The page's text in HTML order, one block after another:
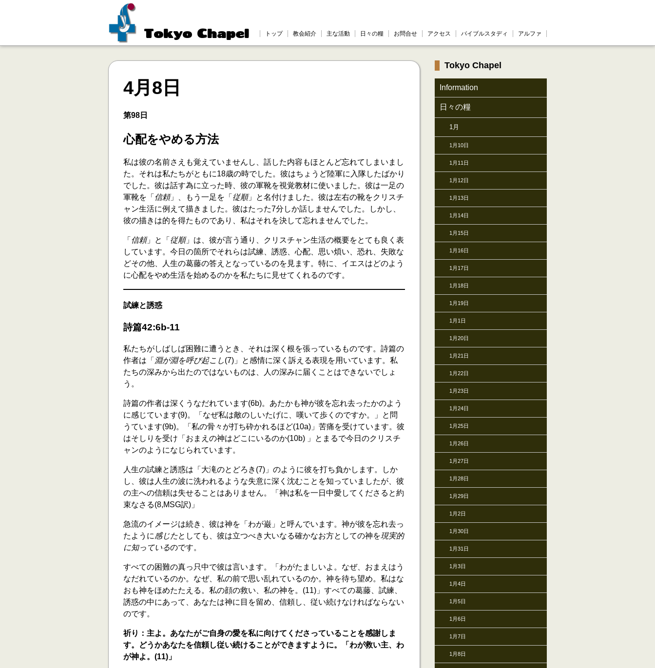
Tokyo Chapel トップ 教会紹介 主な活動 日々の糧 お問合せ アクセス バイブルスタディ アルファ
4月8日
第98日
心配をやめる方法
私は彼の名前さえも覚えていませんし、話した内容もほとんど忘れてしまいまし
た。それは私たちがともに18歳の時でした。彼はちょうど陸軍に入隊したばかり
でした。彼は話す為に立った時、彼の軍靴を視覚教材に使いました。彼は一足の
軍靴を「 信頼」、もう一足を「 従順」と名付けました。彼は左右の靴をクリスチ
ャン生活に例えて描きました。彼はたった7分しか話しませんでした。しかし、
彼の描きは的を得たものであり、私はそれを決して忘れませんでした。
「 信頼」と「 従順」は、彼が言う通り、クリスチャン生活の概要をとても良く表
しています。今日の箇所でそれらは試練、誘惑、心配、思い煩い、恐れ、失敗な
どその他、人生の葛藤の答えとなっているのを見ます。特に、イエスはどのよう
に心配をやめ生活を始めるのかを私たちに見せてくれるのです。
試練と誘惑
詩篇42:6b-11
私たちがしばしば困難に遭うとき、それは深く根を張っているものです。詩篇の
作者は「 淵が淵を呼び起こし(7)」と感情に深く訴える表現を用いています。私
たちの深みから出たのではないものは、人の深みに届くことはできないでしょ
う。
詩篇の作者は深くうなだれています(6b)。あたかも神が彼を忘れ去ったかのよう
に感じています(9)。「なぜ私は敵のしいたげに、嘆いて歩くのですか。」と問
うています(9b)。「私の骨々が打ち砕かれるほど(10a)」苦痛を受けています。彼
はそしりを受け「おまえの神はどこにいるのか(10b) 」とまるで今日のクリスチ
ャンのようになじられています。
人生の試練と誘惑は「大滝のとどろき(7)」のように彼を打ち負かします。しか
し、彼は人生の波に洗われるような失意に深く沈むことを知っていましたが、彼
の主への信頼は失せることはありません。「神は私を一日中愛してくださると約
束なさる(8,MSG訳)」
急流のイメージは続き、彼は神を「わが巌」と呼んでいます。神が彼を忘れ去っ
たように感じたとしても、彼は立つべき大いなる確かなお方としての神を現実的
に知っているのです。
すべての困難の真っ只中で彼は言います。「わがたましいよ。なぜ、おまえはう
なだれているのか。なぜ、私の前で思い乱れているのか。神を待ち望め。私はな
おも神をほめたたえる。私の顔の救い、私の神を。(11)」すべての葛藤、試練、
誘惑の中にあって、あなたは神に目を留め、信頼し、従い続けなければならない
のです。
祈り：主よ。あなたがご自身の愛を私に向けてくださっていることを感謝しま
す。どうかあなたを信頼し従い続けることができますように。「わが救い主、わ
が神よ。(11)」
Tokyo Chapel
Information
日々の糧
1月
1月10日
1月11日
1月12日
1月13日
1月14日
1月15日
1月16日
1月17日
1月18日
1月19日
1月1日
1月20日
1月21日
1月22日
1月23日
1月24日
1月25日
1月26日
1月27日
1月28日
1月29日
1月2日
1月30日
1月31日
1月3日
1月4日
1月5日
1月6日
1月7日
1月8日